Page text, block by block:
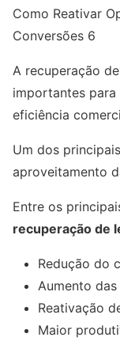
Como Reativar
Conversões 6
A recuperação
importantes para
eficiência
Um dos
aproveitamento
Entre os
recuperação de
Redução do
Aumento
Reativação
Maior